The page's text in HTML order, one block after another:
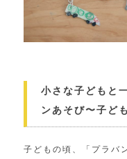
小さな子どもと
ンあそび〜子ど
子どもの頃、「プラバ